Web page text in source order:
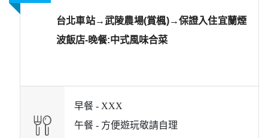
台北車站→武陵農場(賞楓)→保證入住宜蘭煙
波飯店-晚餐:中式風味合菜
早餐 - XXX
午餐 - 方便遊玩敬請自理